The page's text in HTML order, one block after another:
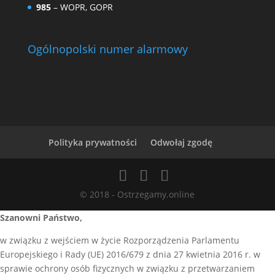
985– WOPR, GOPR
Ogólnopolski numer alarmowy
Polityka prywatności Odwołaj zgodę
© 2018 - Ostrzegamy.online
Szanowni Państwo,
w związku z wejściem w życie Rozporządzenia Parlamentu
Europejskiego i Rady (UE) 2016/679 z dnia 27 kwietnia 2016 r. w
sprawie ochrony osób fizycznych w związku z przetwarzaniem